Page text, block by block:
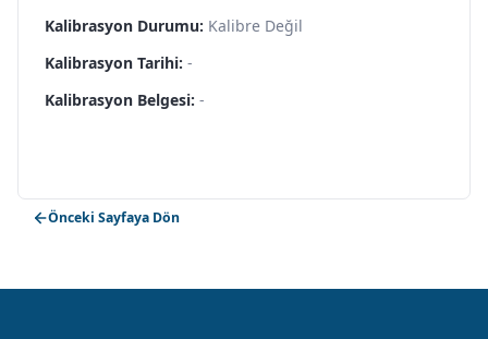
Kalibrasyon Durumu: Kalibre Değil
Kalibrasyon Tarihi: -
Kalibrasyon Belgesi: -
Önceki Sayfaya Dön